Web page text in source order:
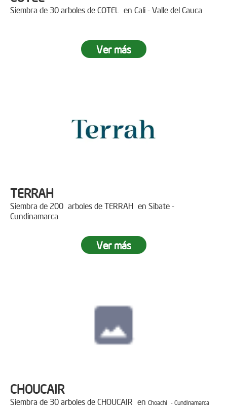
Siembra de 30 arboles de COTEL en Cali - Valle del Cauca
Ver más
TERRAH
Siembra de 200 arboles de TERRAH en Sibate -
Cundinamarca
Ver más
CHOUCAIR
Siembra de 30 arboles de CHOUCAIR en Choachi - Cundinamarca